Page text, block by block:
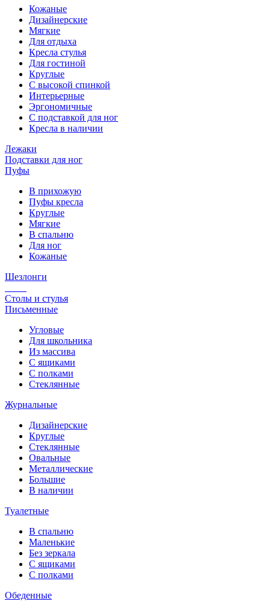
Кожаные
Дизайнерские
Мягкие
Для отдыха
Кресла стулья
Для гостиной
Круглые
С высокой спинкой
Интерьерные
Эргономичные
С подставкой для ног
Кресла в наличии
Лежаки
Подставки для ног
Пуфы
В прихожую
Пуфы кресла
Круглые
Мягкие
В спальню
Для ног
Кожаные
Шезлонги
Столы и стулья
Письменные
Угловые
Для школьника
Из массива
С ящиками
С полками
Стеклянные
Журнальные
Дизайнерские
Круглые
Стеклянные
Овальные
Металлические
Большие
В наличии
Туалетные
В спальню
Маленькие
Без зеркала
С ящиками
С полками
Обеденные